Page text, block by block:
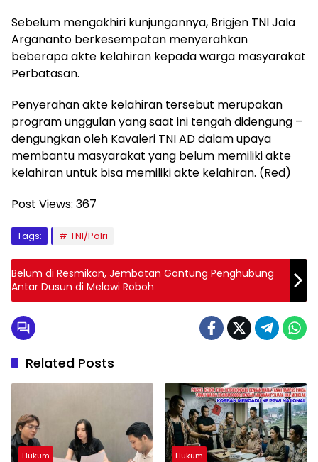
Sebelum mengakhiri kunjungannya, Brigjen TNI Jala
Argananto berkesempatan menyerahkan
beberapa akte kelahiran kepada warga masyarakat
Perbatasan.
Penyerahan akte kelahiran tersebut merupakan
program unggulan yang saat ini tengah didengung –
dengungkan oleh Kavaleri TNI AD dalam upaya
membantu masyarakat yang belum memiliki akte
kelahiran untuk bisa memiliki akte kelahiran. (Red)
Post Views: 367
Tags: TNI/Polri
Belum di Resmikan, Jembatan Gantung Penghubung
Antar Dusun di Melawi Roboh
Related Posts
Hukum Hukum